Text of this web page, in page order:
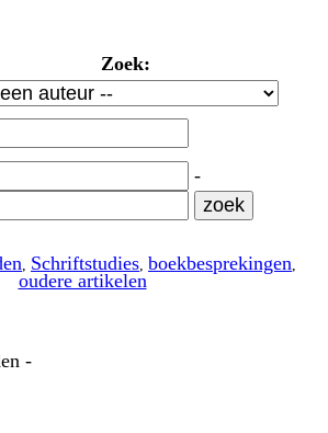
Zoek:
-
, Schriftstudies, boekbesprekingen,
oudere artikelen
-